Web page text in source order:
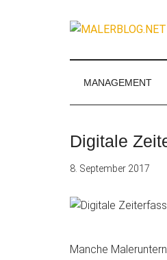
Magazin
Stuckateure
MANAGEMENT
Digitale
8. September 2017
Manche